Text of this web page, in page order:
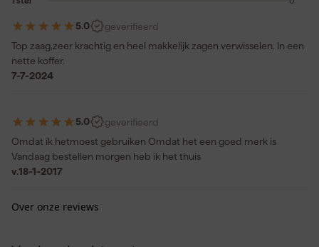
5.0
geverifieerd
Top zaag,zeer krachtig en heel makkelijk zagen verwisselen. In een
nette koffer.
7-7-2024
5.0
geverifieerd
Omdat ik hetmoest gebruiken Omdat het een goed merk is
Vandaag bestellen morgen heb ik het thuis
v.18-1-2017
Over onze reviews